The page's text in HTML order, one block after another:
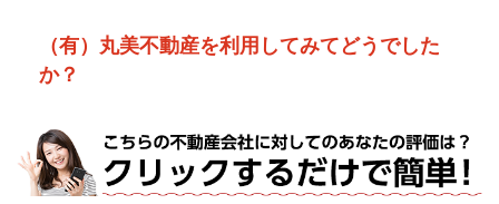
（有）丸美不動産を利用してみてどうでした
か？